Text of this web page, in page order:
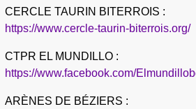
CERCLE TAURIN BITERROIS :
https://www.cercle-taurin-biterrois.org/
CTPR EL MUNDILLO :
https://www.facebook.com/
ARÈNES DE BÉZIERS :